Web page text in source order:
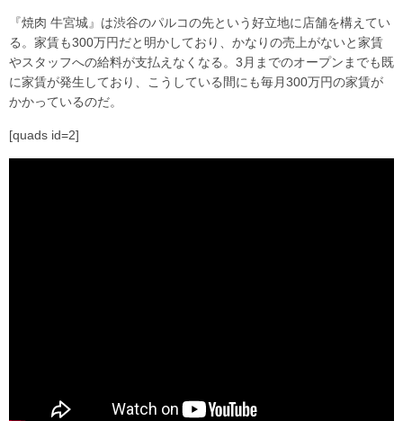
『焼肉 牛宮城』は渋谷のパルコの先という好立地に店舗を構えてい
る。家賃も300万円だと明かしており、かなりの売上がないと家賃
やスタッフへの給料が支払えなくなる。3月までのオープンまでも既
に家賃が発生しており、こうしている間にも毎月300万円の家賃が
かかっているのだ。
[quads id=2]